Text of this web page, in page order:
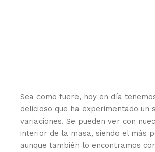
Sea como fuere, hoy en día
delicioso que ha experimentado un
variaciones. Se pueden ver con
interior de la masa, siendo el más
aunque también lo encontramos